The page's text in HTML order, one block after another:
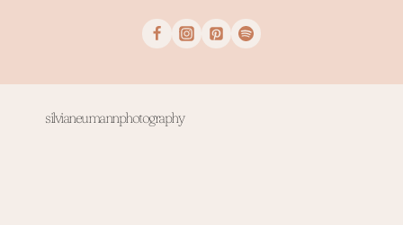
silvianeumannphotography